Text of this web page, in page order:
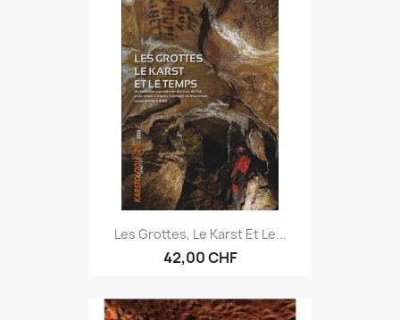
Les Grottes, Le Karst Et Le...
42,00 CHF